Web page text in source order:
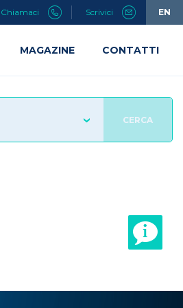
CERCA
Chiamaci Scrivici EN
MAGAZINE CONTATTI